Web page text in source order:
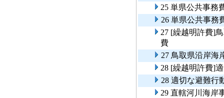
25 単県公共事務
26 単県公共事務
27 [繰越明許費]
費
27 鳥取県沿岸海
28 [繰越明許費]
28 適切な避難行
29 直轄河川海岸